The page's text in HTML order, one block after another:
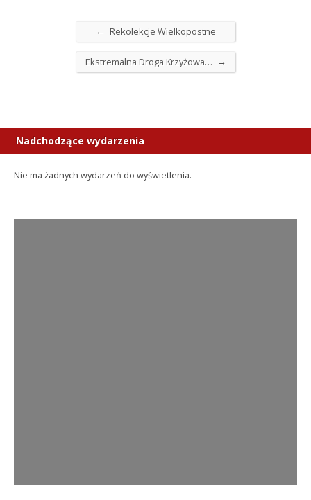
← Rekolekcje Wielkopostne
Ekstremalna Droga Krzyżowa… →
Nadchodzące wydarzenia
Nie ma żadnych wydarzeń do wyświetlenia.